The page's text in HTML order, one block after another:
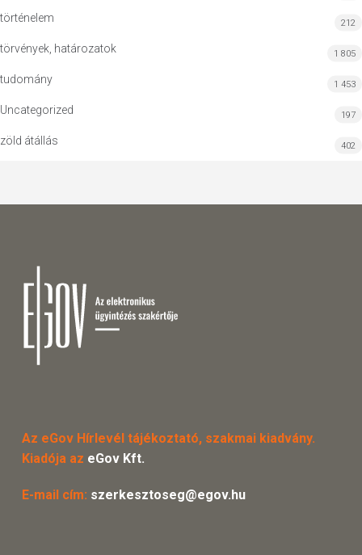
történelem 212
törvények, határozatok 1 805
tudomány 1 453
Uncategorized 197
zöld átállás 402
Az eGov Hírlevél tájékoztató, szakmai kiadvány.
Kiadója az eGov Kft.
E-mail cím: szerkesztoseg@egov.hu